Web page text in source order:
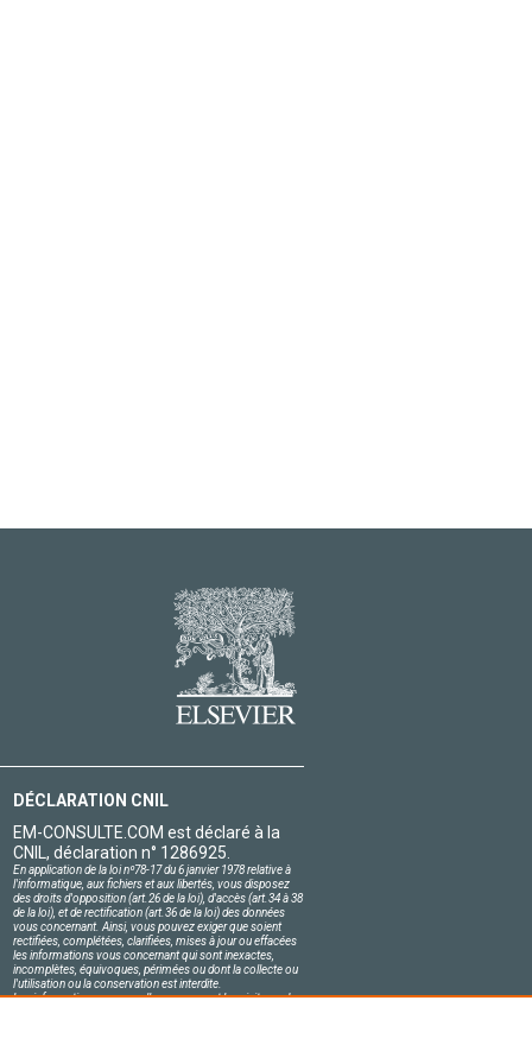
DÉCLARATION CNIL
EM-CONSULTE.COM est déclaré à la
CNIL, déclaration n° 1286925.
En application de la loi nº78-17 du 6 janvier 1978 relative à
l'informatique, aux fichiers et aux libertés, vous disposez
des droits d'opposition (art.26 de la loi), d'accès (art.34 à 38
de la loi), et de rectification (art.36 de la loi) des données
vous concernant. Ainsi, vous pouvez exiger que soient
rectifiées, complétées, clarifiées, mises à jour ou effacées
les informations vous concernant qui sont inexactes,
incomplètes, équivoques, périmées ou dont la collecte ou
l'utilisation ou la conservation est interdite.
Les informations personnelles concernant les visiteurs de